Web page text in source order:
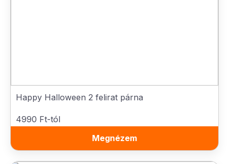
Happy Halloween 2 felirat párna
4990 Ft-tól
Megnézem